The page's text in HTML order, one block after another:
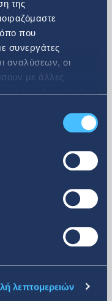
της
που
συνεργάτες
αναλύσεων, οι
με άλλες
ή τις οποίες
λεπτομερειών